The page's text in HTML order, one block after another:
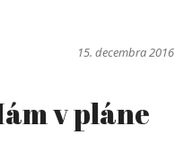
15. decembra 2016
v pláne